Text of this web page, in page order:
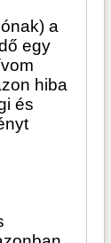
a
egy
hiba
és